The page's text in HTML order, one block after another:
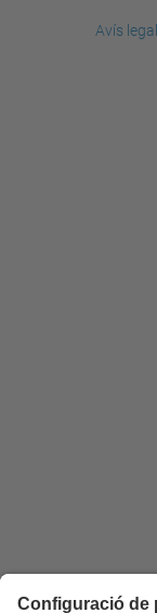
Avís legal